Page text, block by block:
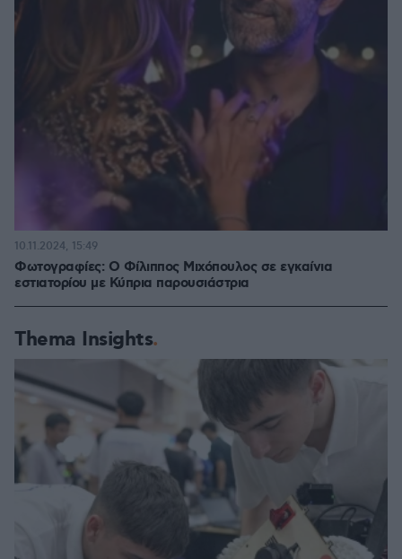
Φωτογραφίες: Ο Φίλιππος Μιχόπουλος σε εγκαίνια
εστιατορίου με Κύπρια παρουσιάστρια
10.11.2024, 15:49
Thema Insights